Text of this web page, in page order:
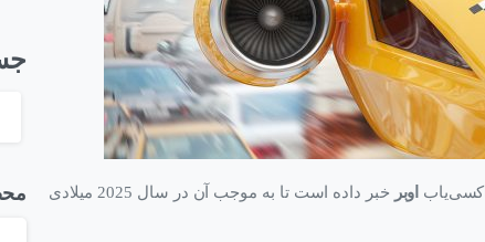
اوبر
خبر داده است تا به موجب آن در سال 2025 میلادی